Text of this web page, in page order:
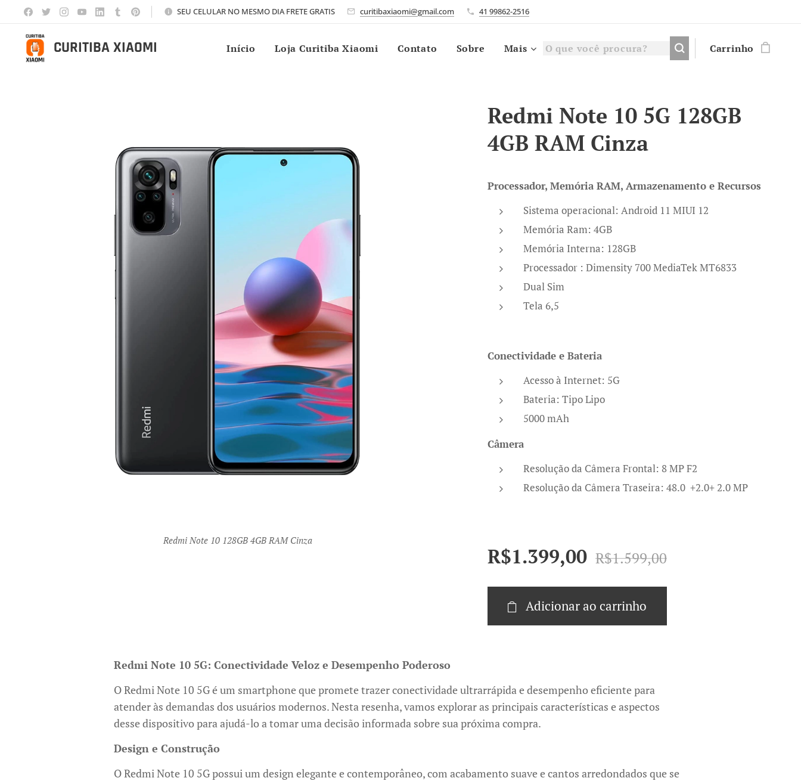
SEU CELULAR NO MESMO DIA FRETE GRATIS curitibaxiaomi@gmail.com 41 99862-2516
CURITIBA XIAOMI Início Loja Curitiba Xiaomi Contato Sobre Mais Carrinho
Redmi Note 10 5G 128GB
4GB RAM Cinza
Redmi Note 10 128GB 4GB RAM Cinza
Processador, Memória RAM, Armazenamento e Recursos
Sistema operacional: Android 11 MIUI 12
Memória Ram: 4GB
Memória Interna: 128GB
Processador : Dimensity 700 MediaTek MT6833
Dual Sim
Tela 6,5
Conectividade e Bateria
Acesso à Internet: 5G
Bateria: Tipo Lipo
5000 mAh
Câmera
Resolução da Câmera Frontal: 8 MP F2
Resolução da Câmera Traseira: 48.0 +2.0+ 2.0 MP
R$1.399,00 R$1.599,00
Adicionar ao carrinho
Redmi Note 10 5G: Conectividade Veloz e Desempenho Poderoso
O Redmi Note 10 5G é um smartphone que promete trazer conectividade ultrarrápida e desempenho eficiente para
atender às demandas dos usuários modernos. Nesta resenha, vamos explorar as principais características e aspectos
desse dispositivo para ajudá-lo a tomar uma decisão informada sobre sua próxima compra.
Design e Construção
O Redmi Note 10 5G possui um design elegante e contemporâneo, com acabamento suave e cantos arredondados que se